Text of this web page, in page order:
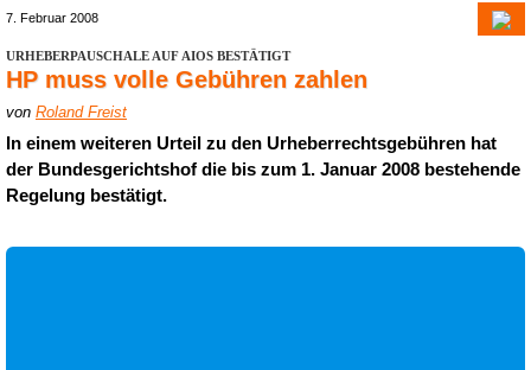
7. Februar 2008
URHEBERPAUSCHALE AUF AIOS BESTÄTIGT
HP muss volle Gebühren zahlen
von Roland Freist
In einem weiteren Urteil zu den Urheberrechtsgebühren hat
der Bundesgerichtshof die bis zum 1. Januar 2008 bestehende
Regelung bestätigt.